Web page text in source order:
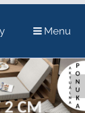
Menu